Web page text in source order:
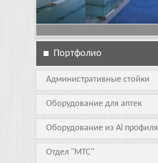
Портфолио
Административные стойки
Оборудование для аптек
Оборудование из Al профиля
Отдел "МТС"